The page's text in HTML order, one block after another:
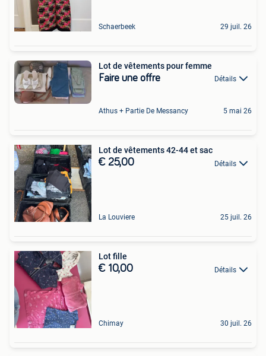
Schaerbeek 29 juil. 26
Lot de vêtements pour femme
Faire une offre Détails
Athus + Partie De Messancy 5 mai 26
Lot de vêtements 42-44 et sac
€ 25,00 Détails
La Louviere 25 juil. 26
Lot fille
€ 10,00 Détails
Chimay 30 juil. 26